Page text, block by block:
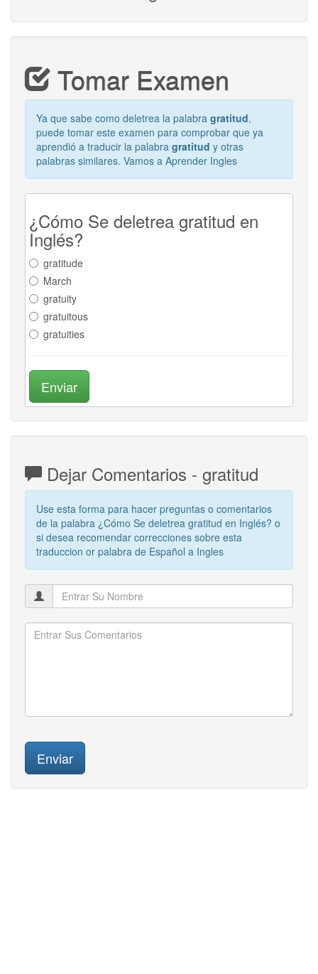
Tomar Examen
Ya que sabe como deletrea la palabra gratitud,
puede tomar este examen para comprobar que ya
aprendió a traducir la palabra gratitud y otras
palabras similares. Vamos a Aprender Ingles
¿Cómo Se deletrea gratitud en
Inglés?
gratitude
March
gratuity
gratuitous
gratuities
Enviar
Dejar Comentarios - gratitud
Use esta forma para hacer preguntas o comentarios
de la palabra ¿Cómo Se deletrea gratitud en Inglés? o
si desea recomendar correcciones sobre esta
traduccion or palabra de Español a Ingles